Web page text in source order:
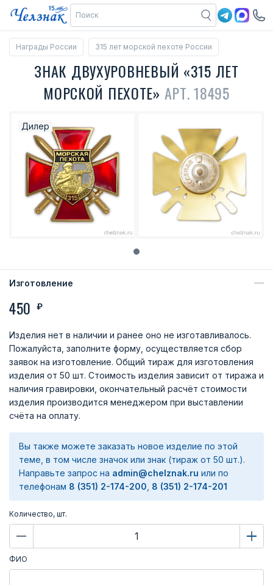
Награды России 315 лет морской пехоте России
ЗНАК ДВУХУРОВНЕВЫЙ «315 ЛЕТ
МОРСКОЙ ПЕХОТЕ» АРТ. 18495
Дилер
Изготовление
450 ₽
Изделия нет в наличии и ранее оно не изготавливалось.
Пожалуйста, заполните форму, осуществляется сбор
заявок на изготовление. Общий тираж для изготовления
изделия от 50 шт. Стоимость изделия зависит от тиража и
наличия гравировки, окончательный расчёт стоимости
изделия производится менеджером при выставлении
счёта на оплату.
Вы также можете заказать новое изделие по этой
теме, в том числе значок или знак (тираж от 50 шт.).
Направьте запрос на admin@chelznak.ru или по
телефонам 8 (351) 2-174-200 8 (351) 2-174-201
Количество, шт.
ФИО